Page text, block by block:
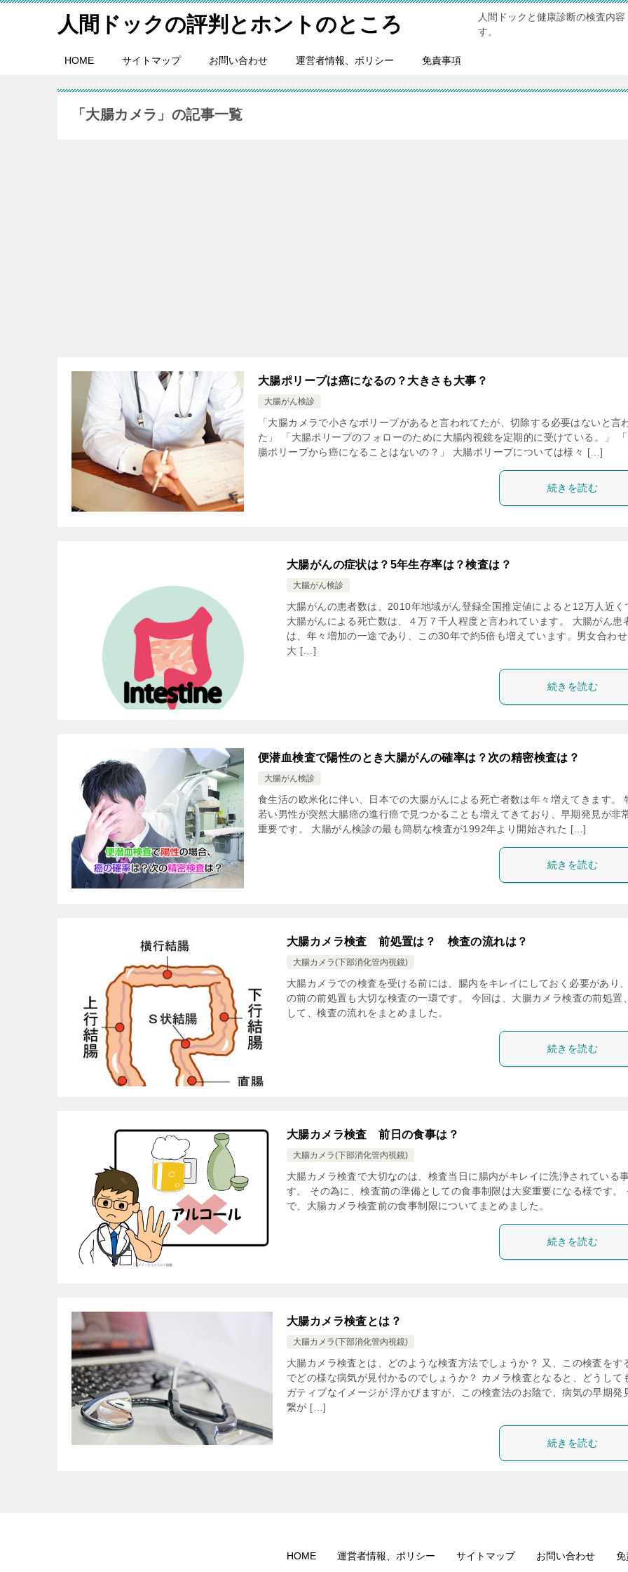
人間ドックの評判とホントのところ
人間ドックと健康診断の検査内
す。
HOME サイトマップ お問い合わせ 運営者情報、ポリシー 免責事項
「大腸カメラ」の記事一覧
大腸ポリープは癌になるの？大きさも大事？
大腸がん検診
「大腸カメラで小さなポリープがあると言われてたが、切除する必要はないと言
た」 「大腸ポリープのフォローのために大腸内視鏡を定期的に受けている。」
腸ポリープから癌になることはないの？」 大腸ポリープについては様々 […]
続きを読む
大腸がんの症状は？5年生存率は？検査は？
大腸がん検診
大腸がんの患者数は、2010年地域がん登録全国推定値によると12万人近く
大腸がんによる死亡数は、４万７千人程度と言われています。 大腸がん患
は、年々増加の一途であり、この30年で約5倍も増えています。男女合わせ
大 […]
続きを読む
便潜血検査で陽性のとき大腸がんの確率は？次の精密検査は？
大腸がん検診
食生活の欧米化に伴い、日本での大腸がんによる死亡者数は年々増えてきます。
若い男性が突然大腸癌の進行癌で見つかることも増えてきており、早期発見が非
重要です。 大腸がん検診の最も簡易な検査が1992年より開始された […]
続きを読む
大腸カメラ検査 前処置は？ 検査の流れは？
大腸カメラ(下部消化管内視鏡)
大腸カメラでの検査を受ける前には、腸内をキレイにしておく必要があり
の前の前処置も大切な検査の一環です。 今回は、大腸カメラ検査の前処置
して、検査の流れをまとめました。
続きを読む
大腸カメラ検査 前日の食事は？
大腸カメラ(下部消化管内視鏡)
大腸カメラ検査で大切なのは、検査当日に腸内がキレイに洗浄されている
す。 その為に、検査前の準備としての食事制限は大変重要になる様です。
で、大腸カメラ検査前の食事制限についてまとめました。
続きを読む
大腸カメラ検査とは？
大腸カメラ(下部消化管内視鏡)
大腸カメラ検査とは、どのような検査方法でしょうか？ 又、この検査をす
でどの様な病気が見付かるのでしょうか？ カメラ検査となると、どうして
ガティブなイメージが 浮かびますが、この検査法のお陰で、病気の早期発
繋が […]
続きを読む
HOME 運営者情報、ポリシー サイトマップ お問い合わせ 免